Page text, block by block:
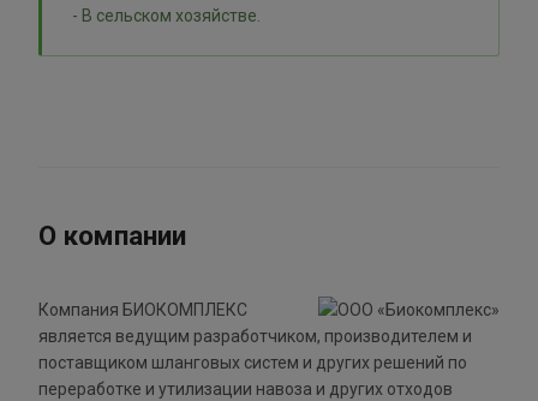
- В сельском хозяйстве.
О компании
Компания БИОКОМПЛЕКС
является ведущим разработчиком, производителем и
поставщиком шланговых систем и других решений по
переработке и утилизации навоза и других отходов